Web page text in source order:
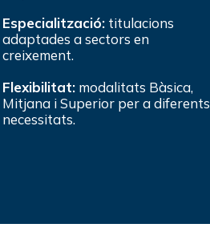
Especialització: titulacions
adaptades a sectors en
creixement.
Flexibilitat: modalitats Bàsica,
Mitjana i Superior per a diferents
necessitats.